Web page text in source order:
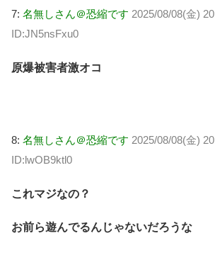
7: 名無しさん＠恐縮です 2025/08/08(金)
ID:JN5nsFxu0
原爆被害者激オコ
8: 名無しさん＠恐縮です 2025/08/08(金)
ID:lwOB9ktl0
これマジなの？
お前ら遊んでるんじゃないだろうな